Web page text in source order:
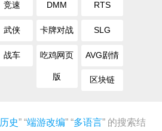
竞速 DMM RTS
武侠 卡牌对战 SLG
战车 吃鸡网页
版
AVG剧情
区块链
历史” “端游改编” “多语言” 的搜索结